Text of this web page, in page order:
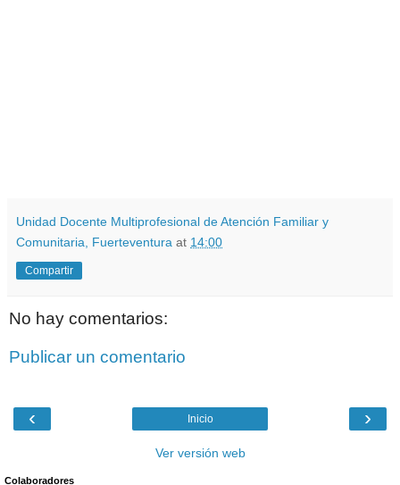
Unidad Docente Multiprofesional de Atención Familiar y
Comunitaria, Fuerteventura at 14:00
Compartir
No hay comentarios:
Publicar un comentario
‹ ›
Inicio
Ver versión web
Colaboradores